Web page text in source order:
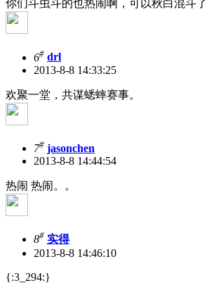
你们斗虫斗的也热闹啊，可以秋白混斗了
6# drl
2013-8-8 14:33:25
欢聚一堂，共谋蟋蟀赛事。
7# jasonchen
2013-8-8 14:44:54
热闹 热闹。。
8# 实得
2013-8-8 14:46:10
{:3_294:}